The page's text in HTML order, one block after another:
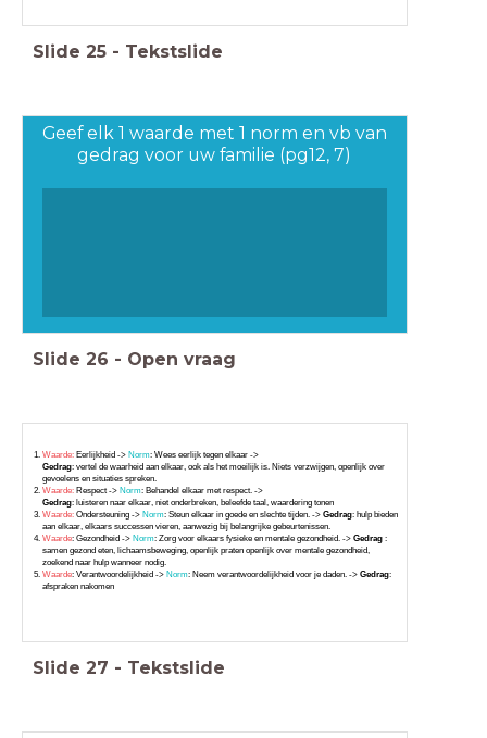
Slide 25 - Tekstslide
Geef elk 1 waarde met 1 norm en vb van
gedrag voor uw familie (pg12, 7)
Slide 26 - Open vraag
Waarde: Eerlijkheid -> Norm: Wees eerlijk tegen elkaar ->
Gedrag: vertel de waarheid aan elkaar, ook als het moeilijk is. Niets verzwijgen, openlijk over
gevoelens en situaties spreken.
Waarde: Respect -> Norm: Behandel elkaar met respect. ->
Gedrag: luisteren naar elkaar, niet onderbreken, beleefde taal, waardering tonen
Waarde: Ondersteuning -> Norm: Steun elkaar in goede en slechte tijden. ->Gedrag: hulp bieden
aan elkaar, elkaars successen vieren, aanwezig bij belangrijke gebeurtenissen.
Waarde: Gezondheid -> Norm: Zorg voor elkaars fysieke en mentale gezondheid. ->Gedrag:
samen gezond eten, lichaamsbeweging, openlijk praten openlijk over mentale gezondheid,
zoekend naar hulp wanneer nodig.
Waarde: Verantwoordelijkheid -> Norm: Neem verantwoordelijkheid voor je daden. ->Gedrag:
afspraken nakomen
Slide 27 - Tekstslide